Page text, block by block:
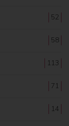
52
58
113
71
14